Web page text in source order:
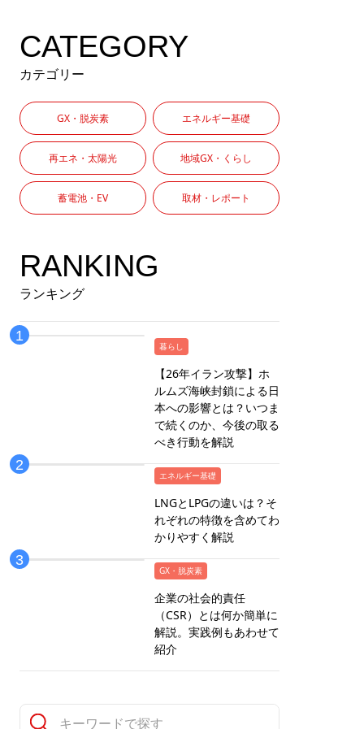
CATEGORY
カテゴリー
GX・脱炭素 エネルギー基礎
再エネ・太陽光 地域GX・くらし
蓄電池・EV 取材・レポート
RANKING
ランキング
暮らし
【26年イラン攻撃】ホ
ルムズ海峡封鎖による日
本への影響とは？いつま
で続くのか、今後の取る
べき行動を解説
エネルギー基礎
LNGとLPGの違いは？そ
れぞれの特徴を含めてわ
かりやすく解説
GX・脱炭素
企業の社会的責任
（CSR）とは何か簡単に
解説。実践例もあわせて
紹介